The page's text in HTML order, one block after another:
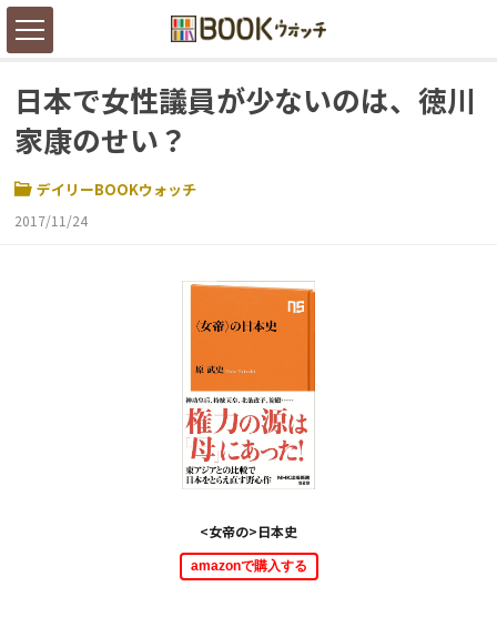
日本で女性議員が少ないのは、徳川
家康のせい？
デイリーBOOKウォッチ
2017/11/24
<女帝の>日本史
amazonで購入する